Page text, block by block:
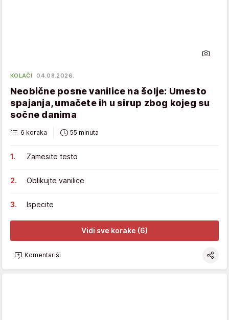
KOLAČI 04.08.2026.
Neobične posne vanilice na šolje: Umesto
spajanja, umačete ih u sirup zbog kojeg su
sočne danima
6 koraka 55 minuta
Zamesite testo
Oblikujte vanilice
Ispecite
Vidi sve korake (6)
Komentariši